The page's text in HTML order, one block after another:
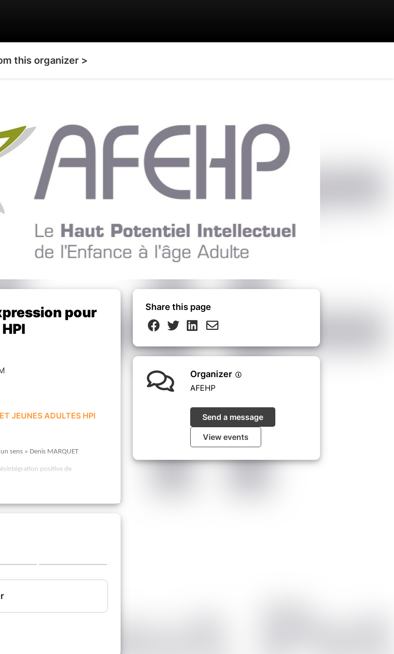
this organizer >
pour
JEUNES ADULTES HPI
sens » Denis MARQUET
positive de
l’occasion de partager ses vécus,
de l’expérience de chacun(e).
Share this page
Organizer
AFEHP
Send a message
View events